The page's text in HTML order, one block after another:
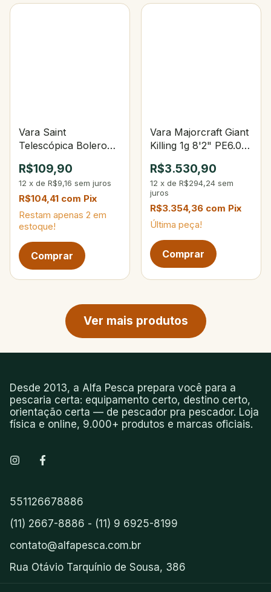
Vara Saint
Telescópica Bolero
R$109,90
12 x de R$9,16 sem juros
R$104,41 com Pix
Restam apenas 2 em
estoque!
Vara Majorcraft Giant
Killing 1g 8'2" PE6.0
R$3.530,90
12 x de R$294,24 sem
juros
R$3.354,36 com Pix
Última peça!
Ver mais produtos
Desde 2013, a Alfa Pesca prepara você para a
pescaria certa: equipamento certo, destino certo,
orientação certa — de pescador pra pescador. Loja
física e online, 9.000+ produtos e marcas oficiais.
551126678886
(11) 2667-8886 - (11) 9 6925-8199
contato@alfapesca.com.br
Rua Otávio Tarquínio de Sousa, 386